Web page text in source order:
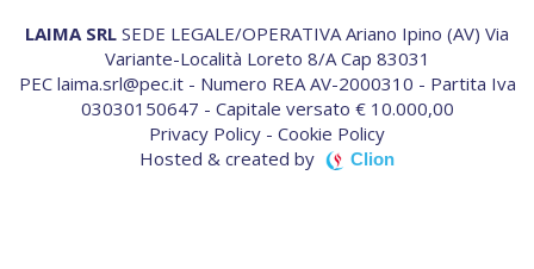
LAIMA SRL SEDE LEGALE/OPERATIVA Ariano Ipino (AV) Via
Variante-Località Loreto 8/A Cap 83031
PEC laima.srl@pec.it - Numero REA AV-2000310 - Partita Iva
03030150647 - Capitale versato € 10.000,00
Privacy Policy - Cookie Policy
Hosted & created by
Clion